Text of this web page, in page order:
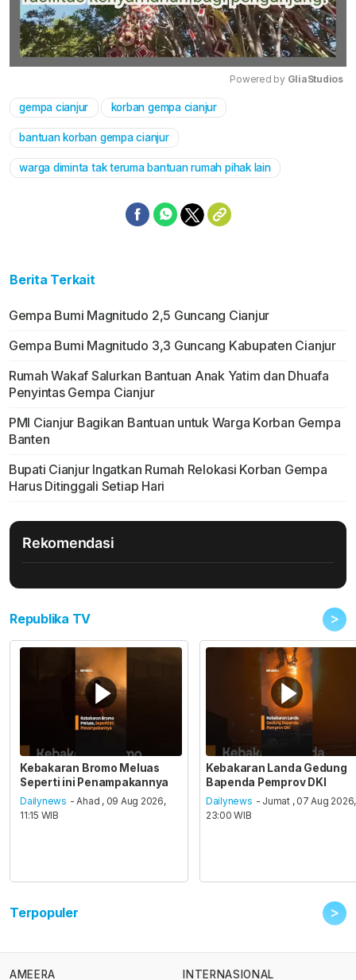
Powered by GliaStudios
gempa cianjur korban gempa cianjur
bantuan korban gempa cianjur
warga diminta tak teruma bantuan rumah pihak lain
Berita Terkait
Gempa Bumi Magnitudo 2,5 Guncang Cianjur
Gempa Bumi Magnitudo 3,3 Guncang Kabupaten Cianjur
Rumah Wakaf Salurkan Bantuan Anak Yatim dan Dhuafa
Penyintas Gempa Cianjur
PMI Cianjur Bagikan Bantuan untuk Warga Korban Gempa
Banten
Bupati Cianjur Ingatkan Rumah Relokasi Korban Gempa
Harus Ditinggali Setiap Hari
Rekomendasi
Republika TV >
Kebakaran Bromo Meluas
Seperti ini Penampakannya
Dailynews - Ahad , 09 Aug 2026,
11:15 WIB
Kebakaran Landa Gedung
Bapenda Pemprov DKI
Dailynews - Jumat , 07 Aug 2026,
23:00 WIB
Terpopuler >
AMEERA INTERNASIONAL